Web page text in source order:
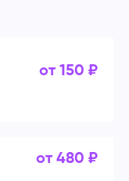
от 150 ₽
от 480 ₽